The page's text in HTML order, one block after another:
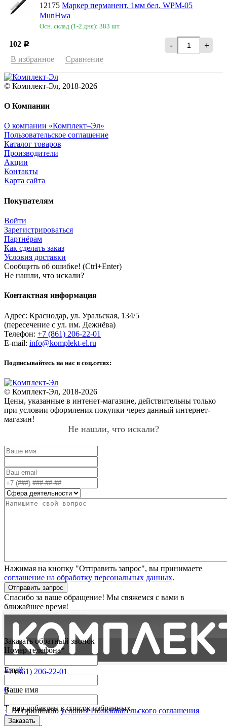
12175 Маркер перманент. 1мм бел. WPM-05
MunHwa
Осн. склад (1-2 дня): 383 шт.
102 Р - +
В избранное Сравнение
© Комплект-Эл, 2018-2026
О Компании
О компании «Комплект–Эл»
Пользовательское соглашение
Каталог товаров
Производители
Акции
Контакты
Карта сайта
Покупателям
Войти
Зарегистрироваться
Партнёрам
Как сделать заказ
Условия доставки
Сообщить об ошибке! (Ctrl+Enter)
Не нашли, что искали?
Контактная информация
Адрес: Краснодар, ул. Уральская, 134/5
(пересечение с ул. им. Дежнёва)
Телефон: +7 (861) 206-22-01
E-mail: info@komplekt-el.ru
Подписывайтесь на нас в соц.сетях:
© Комплект-Эл, 2018-2026
Цены, указанные в интенет-магазине, действительны только
при условии оформления покупки через данный интернет-
магазин!
Не нашли, что искали?
Нажимая на кнопку "Отправить запрос", вы принимаете
соглашение на обработку персональных данных.
Отправить запрос
Спасибо за ваше обращение! Мы свяжемся с вами в
ближайшее время!
+7 (861) 206-22-01
0
Товар добавлен в список избранных
0
Заказать обратный звонок
Номер телефона*
Email
Ваше имя
Я принимаюусловия Пользовательского соглашения